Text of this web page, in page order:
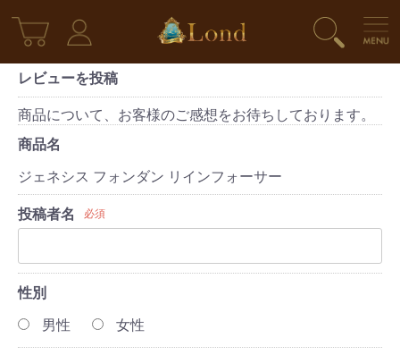
レビューを投稿
商品について、お客様のご感想をお待ちしております。
商品名
ジェネシス フォンダン リインフォーサー
投稿者名
必須
性別
男性
女性